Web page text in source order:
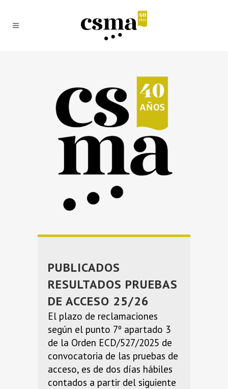
PUBLICADOS
RESULTADOS PRUEBAS
DE ACCESO 25/26
El plazo de reclamaciones
según el punto 7º apartado 3
de la Orden ECD/527/2025 de
convocatoria de las pruebas de
acceso, es de dos días hábiles
contados a partir del siguiente